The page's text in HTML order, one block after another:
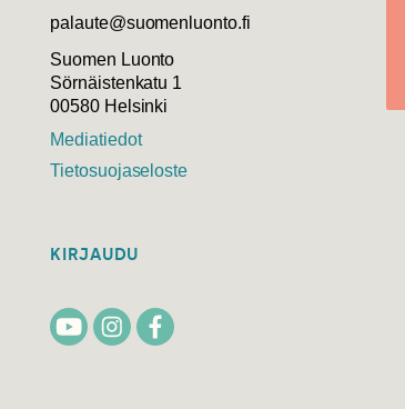
palaute@suomenluonto.fi
Suomen Luonto
Sörnäistenkatu 1
00580 Helsinki
Mediatiedot
Tietosuojaseloste
KIRJAUDU